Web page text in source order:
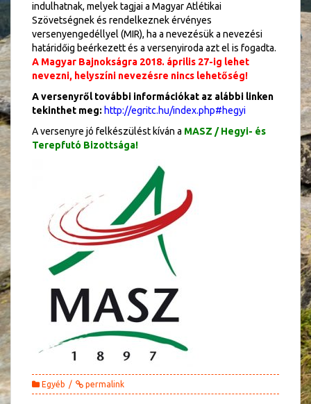
indulhatnak, melyek tagjai a Magyar Atlétikai
Szövetségnek és rendelkeznek érvényes
versenyengedéllyel (MIR), ha a nevezésük a nevezési
határidőig beérkezett és a versenyiroda azt el is fogadta.
A Magyar Bajnokságra 2018. április 27-ig lehet
nevezni, helyszíni nevezésre nincs lehetőség!
A versenyről további információkat az alábbi linken
tekinthet meg: http://egritc.hu/index.php#hegyi
A versenyre jó felkészülést kíván a MASZ / Hegyi- és
Terepfutó Bizottsága!
Egyéb permalink